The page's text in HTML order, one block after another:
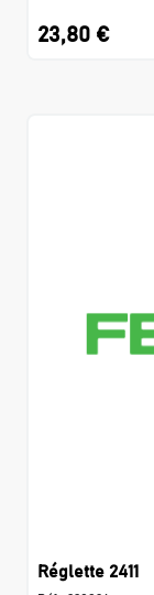
23,80 €
Réglette 2411